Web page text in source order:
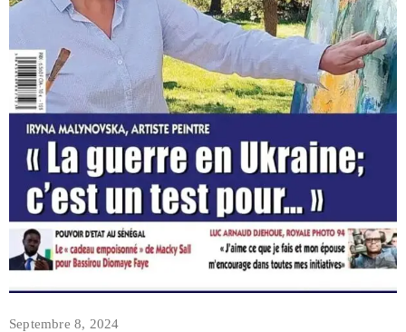
Septembre 8, 2024